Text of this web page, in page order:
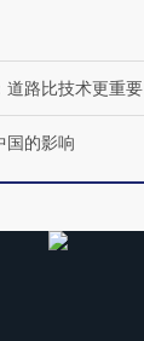
道路比技术更重要
国的影响